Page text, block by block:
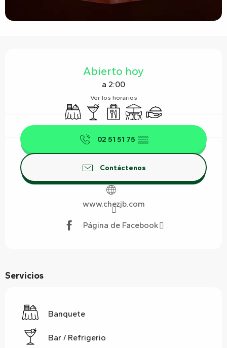
Abierto hoy
a 2:00
Ver los horarios
BanqueteBar / Refrigerio
Venta de comida para llevar
TerrazaServicio de catering
02 51 51 75 ▒▒
Contáctenos
www.chezjb.com
Página de Facebook
Servicios
Banquete
Bar / Refrigerio